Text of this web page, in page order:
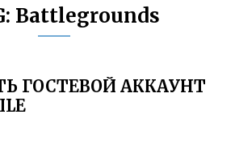
Battlegrounds
ГОСТЕВОЙ АККАУНТ